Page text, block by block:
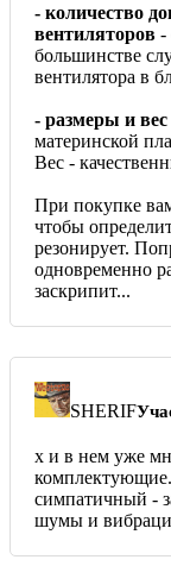
- количество
вентиляторов -
большинстве
вентилятора в
- размеры и вес
материнской
Вес -
При покупке
чтобы
резонирует.
одновременно
заскрипит...
SHERIF
х и в нем уже
симпатичный -
шумы и